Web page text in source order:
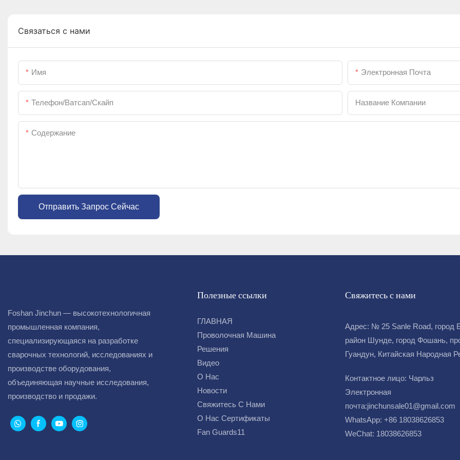
Связаться с нами
Имя Электронная Почта
Телефон/ватсап/скайп Название Компании
Содержание
Отправить Запрос Сейчас
Foshan Jinchun — высокотехнологичная
промышленная компания,
специализирующаяся на разработке
сварочных технологий, исследованиях и
производстве оборудования,
объединяющая научные исследования,
производство и продажи.
Полезные ссылки
ГЛАВНАЯ
Проволочная Машина
Решения
Видео
О Нас
Новости
Свяжитесь С Нами
О Нас Сертификаты
Fan Guards11
Свяжитесь с нами
Адрес: № 25 Sanle Road, город
район Шунде, город Фошань,
Гуандун, Китайская Народная
Контактное лицо: Чарльз
Электронная
почта:jinchunsale01@gmail.com
WhatsApp: +86 18038626853
WeChat: 18038626853